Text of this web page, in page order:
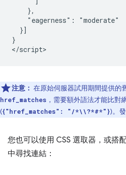
    },
    "eagerness": "moderate"
  }]
}
注意： 在原始伺服器試用期間提供的
href_matches ，需要額外語法才能比對
({"href_matches": "/*\\?*#*"})。
您也可以使用 CSS 選取器，或搭
中尋找連結：